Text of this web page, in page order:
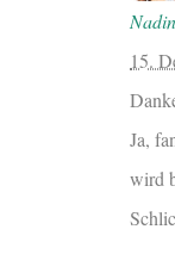
15.
Ja,
wird